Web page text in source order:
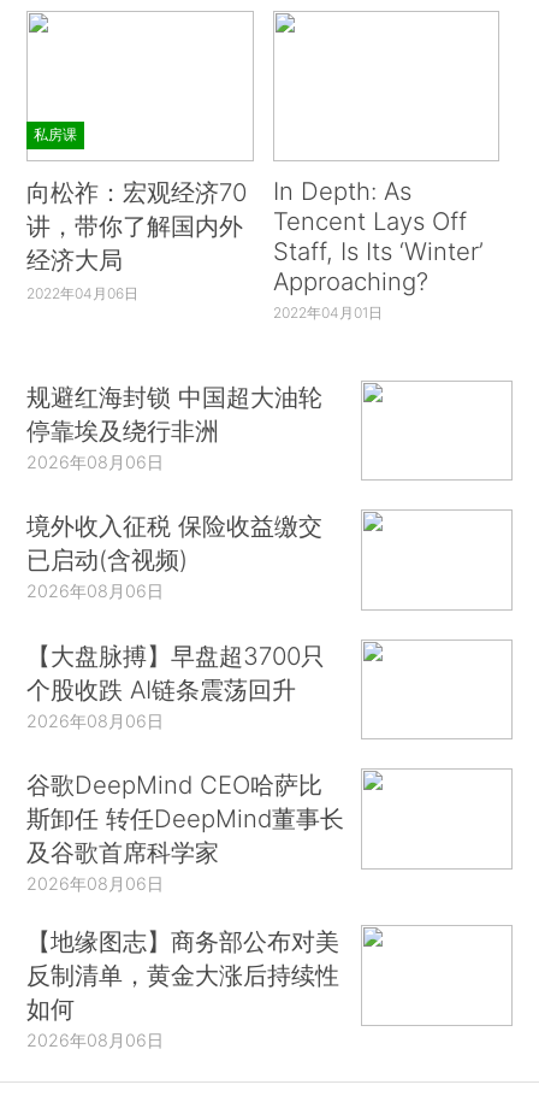
私房课
向松祚：宏观经济70
讲，带你了解国内外
经济大局
2022年04月06日
In Depth: As
Tencent Lays Off
Staff, Is Its ‘Winter’
Approaching?
2022年04月01日
规避红海封锁 中国超大油轮
停靠埃及绕行非洲
2026年08月06日
境外收入征税 保险收益缴交
已启动(含视频)
2026年08月06日
【大盘脉搏】早盘超3700只
个股收跌 AI链条震荡回升
2026年08月06日
谷歌DeepMind CEO哈萨比
斯卸任 转任DeepMind董事长
及谷歌首席科学家
2026年08月06日
【地缘图志】商务部公布对美
反制清单，黄金大涨后持续性
如何
2026年08月06日